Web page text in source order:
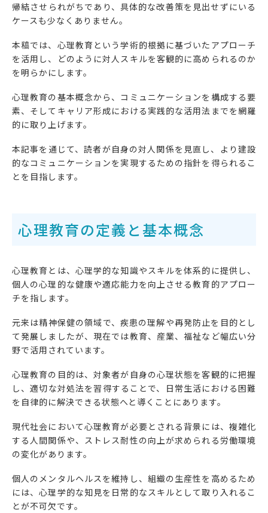
帰結させられがちであり、具体的な改善策を見出せずにいる
ケースも少なくありません。
本稿では、心理教育という学術的根拠に基づいたアプローチ
を活用し、どのように対人スキルを客観的に高められるのか
を明らかにします。
心理教育の基本概念から、コミュニケーションを構成する要
素、そしてキャリア形成における実践的な活用法までを網羅
的に取り上げます。
本記事を通じて、読者が自身の対人関係を見直し、より建設
的なコミュニケーションを実現するための指針を得られるこ
とを目指します。
心理教育の定義と基本概念
心理教育とは、心理学的な知識やスキルを体系的に提供し、
個人の心理的な健康や適応能力を向上させる教育的アプロー
チを指します。
元来は精神保健の領域で、疾患の理解や再発防止を目的とし
て発展しましたが、現在では教育、産業、福祉など幅広い分
野で活用されています。
心理教育の目的は、対象者が自身の心理状態を客観的に把握
し、適切な対処法を習得することで、日常生活における困難
を自律的に解決できる状態へと導くことにあります。
現代社会において心理教育が必要とされる背景には、複雑化
する人間関係や、ストレス耐性の向上が求められる労働環境
の変化があります。
個人のメンタルヘルスを維持し、組織の生産性を高めるため
には、心理学的な知見を日常的なスキルとして取り入れるこ
とが不可欠です。